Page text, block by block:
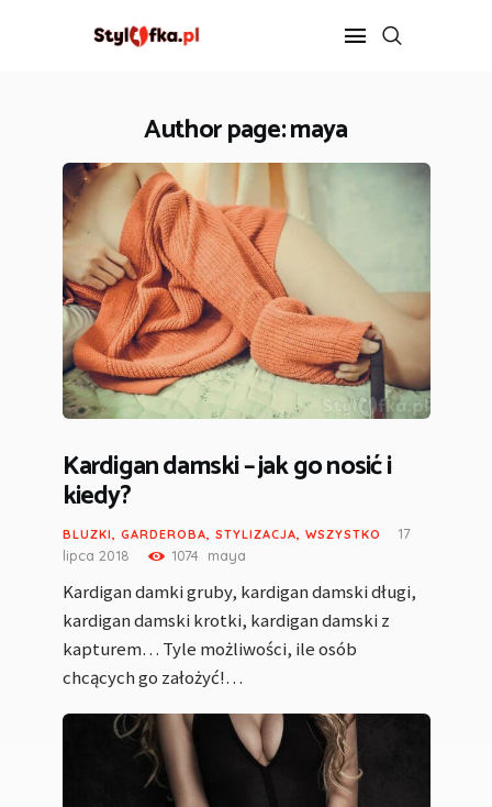
Author page: maya
STYLIZACJA
PIELĘGNACJA
FIT
DIETA
ZDROWIE
ROZRYWKA
KONTAKT
Kardigan damski – jak go nosić i
kiedy?
BLUZKI, GARDEROBA, STYLIZACJA, WSZYSTKO
17
lipca 2018
1074 maya
Kardigan damki gruby, kardigan damski długi,
kardigan damski krotki, kardigan damski z
kapturem… Tyle możliwości, ile osób
chcących go założyć!…